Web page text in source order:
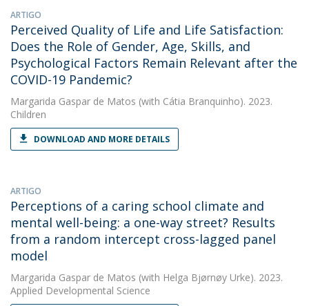
ARTIGO
Perceived Quality of Life and Life Satisfaction:
Does the Role of Gender, Age, Skills, and
Psychological Factors Remain Relevant after the
COVID-19 Pandemic?
Margarida Gaspar de Matos (with Cátia Branquinho). 2023.
Children
DOWNLOAD AND MORE DETAILS
ARTIGO
Perceptions of a caring school climate and
mental well-being: a one-way street? Results
from a random intercept cross-lagged panel
model
Margarida Gaspar de Matos (with Helga Bjørnøy Urke). 2023.
Applied Developmental Science